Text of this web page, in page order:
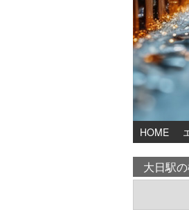
HOME
大日駅